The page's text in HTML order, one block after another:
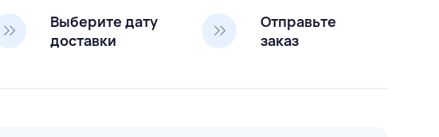
Выберите дату
доставки
Отправьте
заказ